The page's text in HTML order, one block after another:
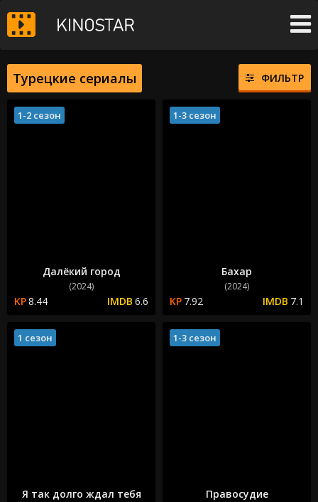
Турецкие сериалы ФИЛЬТР
Далёкий город
(2024)
8.44 6.6
1-2 сезон
Бахар
(2024)
7.92 7.1
1-3 сезон
Я так долго ждал тебя
1 сезон
Правосудие
1-3 сезон